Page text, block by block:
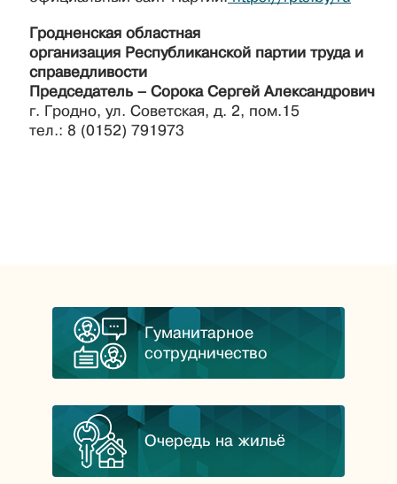
Гродненская областная
организация Республиканской партии труда и
справедливости
Председатель – Сорока Сергей Александрович
г. Гродно, ул. Советская, д. 2, пом.15
тел.: 8 (0152) 791973
Гуманитарное
сотрудничество
Очередь на жильё